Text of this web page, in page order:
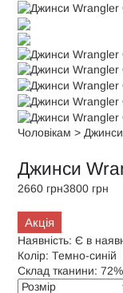
Чоловікам > Джинси
Джинси
2660 грн3800 грн
Акція
Наявність: Є в
Колір: Темно-синій
Склад тканини: